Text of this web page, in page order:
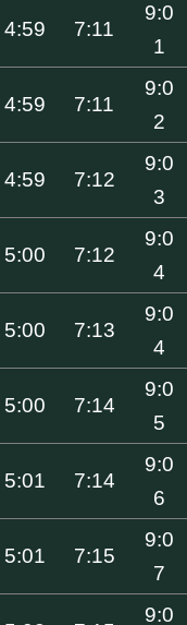
4:59 7:11
9:0
1
4:59 7:11
9:0
2
4:59 7:12
9:0
3
5:00 7:12
9:0
4
5:00 7:13
9:0
4
5:00 7:14
9:0
5
5:01 7:14
9:0
6
5:01 7:15
9:0
7
9:0